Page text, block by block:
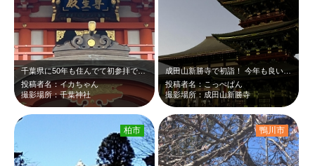
千葉県に50年も住んでて初参拝です…申し訳ありませんでした。
投稿者名：イカちゃん
撮影場所：千葉神社
成田山新勝寺で初詣！ 今年も良い年になりますように！
投稿者名：こっぺぱん
撮影場所：成田山新勝寺
柏市 鴨川市